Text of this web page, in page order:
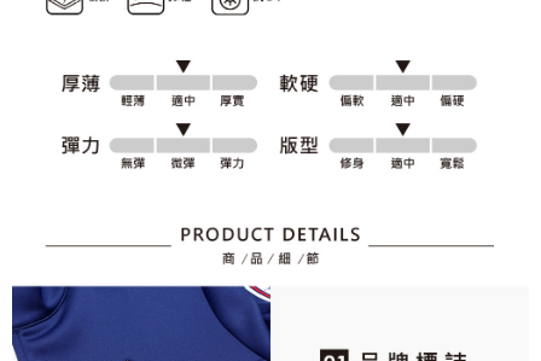
てAFTEEにご提供いただく、またはAFTEEにあなたの個人情報の収集、処